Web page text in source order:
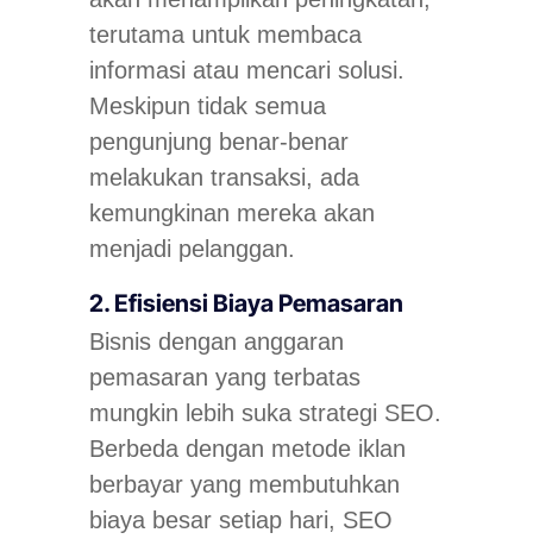
terutama untuk membaca
informasi atau mencari solusi.
Meskipun tidak semua
pengunjung benar-benar
melakukan transaksi, ada
kemungkinan mereka akan
menjadi pelanggan.
2. Efisiensi Biaya Pemasaran
Bisnis dengan anggaran
pemasaran yang terbatas
mungkin lebih suka strategi SEO.
Berbeda dengan metode iklan
berbayar yang membutuhkan
biaya besar setiap hari, SEO